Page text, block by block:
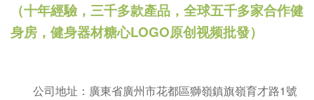
（十年經驗，三千多款產品，全球五千多家合作健
身房，健身器材糖心LOGO原创视频批發）
公司地址：廣東省廣州市花都區獅嶺鎮旗嶺育才路1號